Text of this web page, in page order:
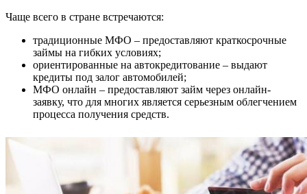
Чаще всего в стране встречаются:
традиционные МФО – предоставляют краткосрочные
займы на гибких условиях;
ориентированные на автокредитование – выдают
кредиты под залог автомобилей;
МФО онлайн – предоставляют займ через онлайн-
заявку, что для многих является серьезным облегчением
процесса получения средств.